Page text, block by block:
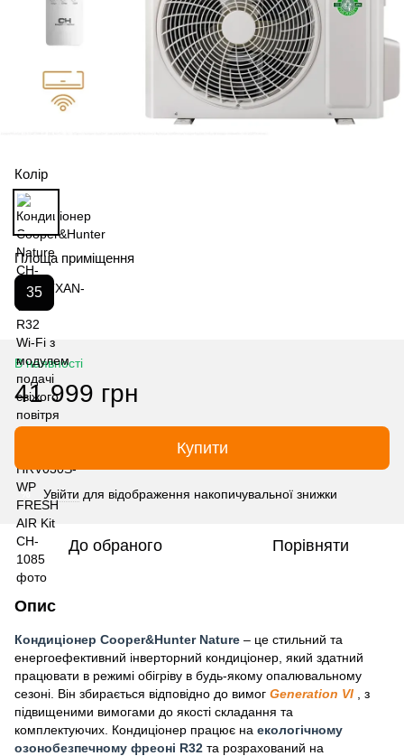
Колір
Площа приміщення
35
В наявності
41 999 грн
Купити
% Увійти для відображення накопичувальної знижки
До обраного Порівняти
Опис
Кондиціонер Cooper&Hunter Nature – це стильний та
енергоефективний інверторний кондиціонер, який здатний
працювати в режимі обігріву в будь-якому опалювальному
сезоні. Він збирається відповідно до вимог Generation VI , з
підвищеними вимогами до якості складання та
комплектуючих. Кондиціонер працює на екологічному
озонобезпечному фреоні R32 та розрахований на